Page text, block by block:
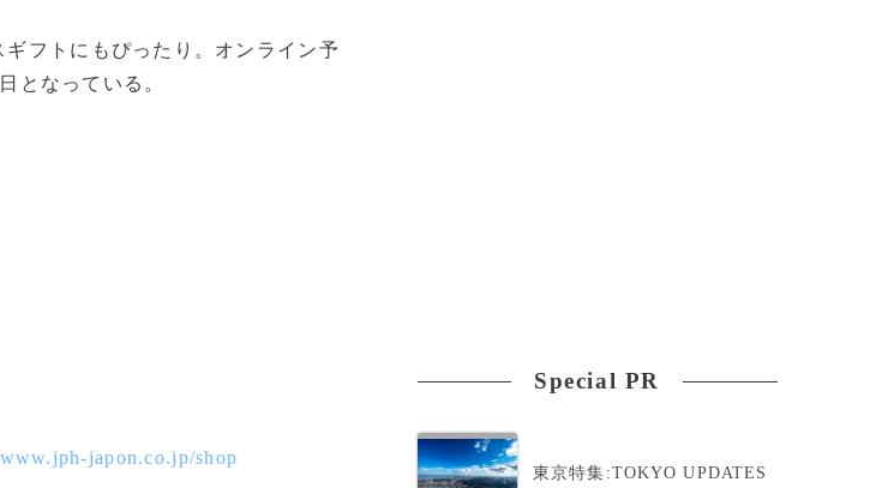
フトにもぴったり。オンライン予
となっている。
japon.co.jp/shop
Special PR
東京特集:TOKYO UPDATES